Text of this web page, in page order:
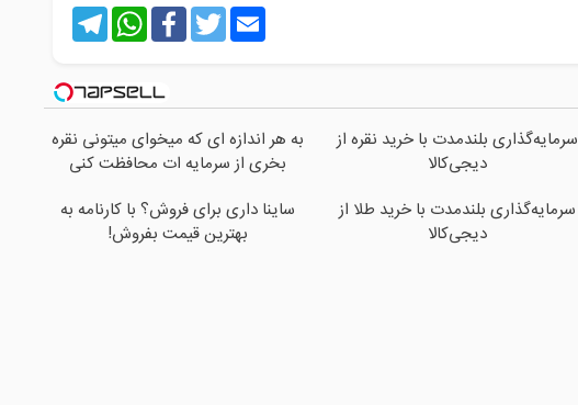
Telegram
WhatsAppFacebookTwitterEmail
سرمایه‌گذاری بلندمدت با خرید نقره از
دیجی‌کالا
به هر اندازه ای که میخوای میتونی نقره
بخری از سرمایه ات محافظت کنی
سرمایه‌گذاری بلندمدت با خرید طلا از
دیجی‌کالا
ساینا داری برای فروش؟ با کارنامه به
بهترین قیمت بفروش!